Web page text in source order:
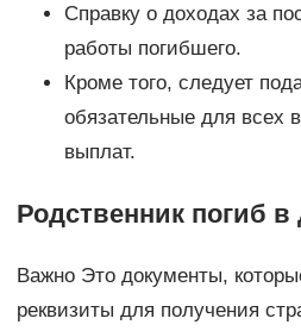
Справку о доходах за
работы погибшего.
Кроме того, следует
обязательные для всех
выплат.
Родственник погиб
Важно Это документы,
реквизиты для получения